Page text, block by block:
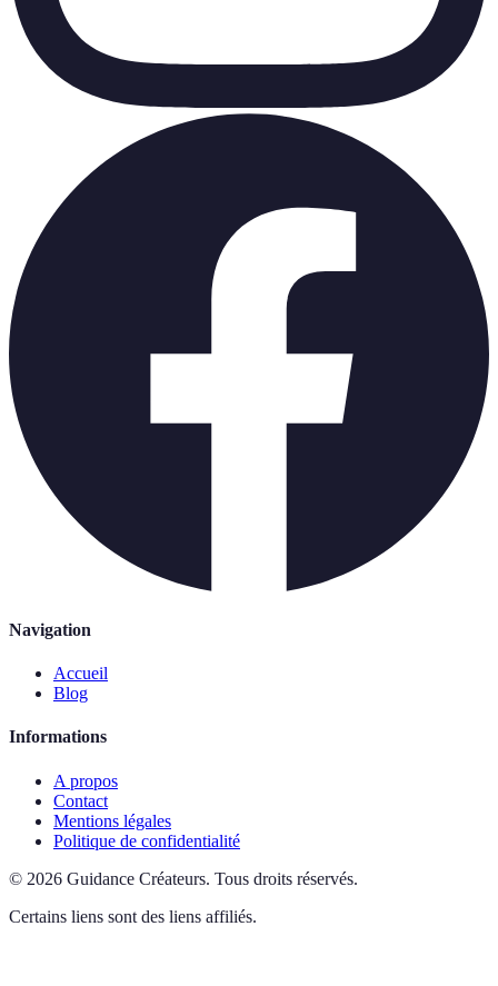
Navigation
Accueil
Blog
Informations
A propos
Contact
Mentions légales
Politique de confidentialité
© 2026 Guidance Créateurs. Tous droits réservés.
Certains liens sont des liens affiliés.